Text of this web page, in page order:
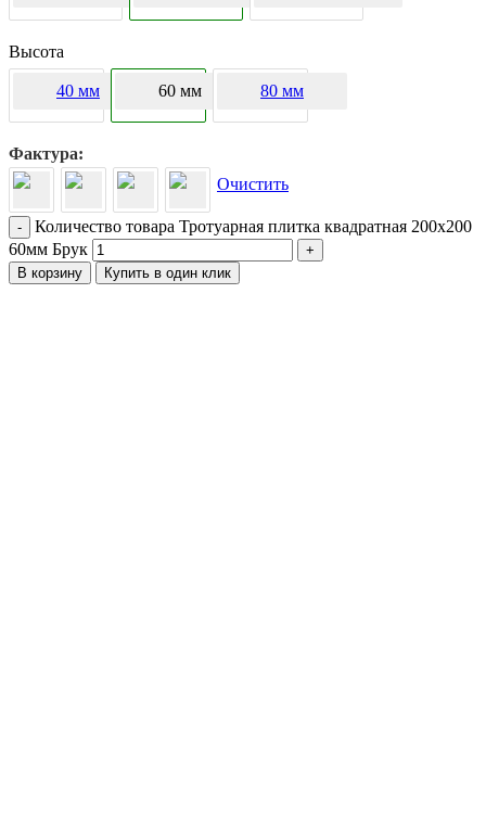
Высота
40 мм 60 мм 80 мм
Фактура
Очистить
-
Количество товара Тротуарная плитка квадратная 200х200
60мм Брук
+
В корзину
Купить в один клик